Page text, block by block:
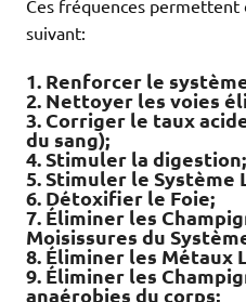
Ces fréquences permettent
suivant:
1. Renforcer le
2. Nettoyer les voies
3. Corriger le taux
du sang);
4. Stimuler la digestion;
5. Stimuler le Système
6. Détoxifier le Foie;
7. Éliminer les
Moisissures du
8. Éliminer les Métaux
9. Éliminer les
anaérobies du corps;